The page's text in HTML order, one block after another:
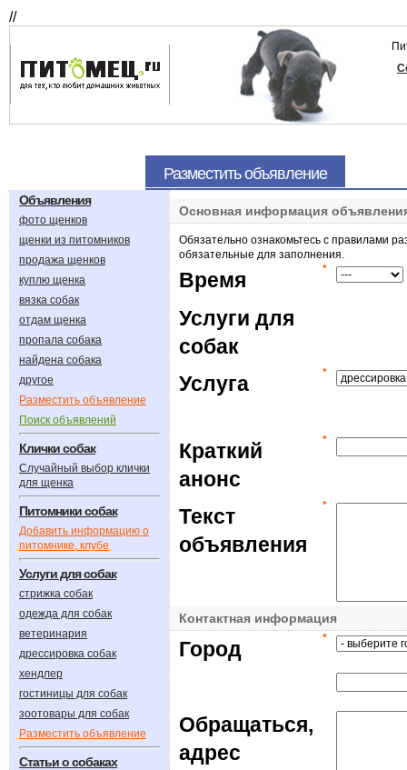
//
Разместить объявление
Объявления
фото щенков
щенки из питомников
продажа щенков
куплю щенка
вязка собак
отдам щенка
пропала собака
найдена собака
другое
Разместить объявление
Поиск объявлений
Клички собак
Случайный выбор клички
для щенка
Питомники собак
Добавить информацию о
питомнике, клубе
Услуги для собак
стрижка собак
одежда для собак
ветеринария
дрессировка собак
хендлер
гостиницы для собак
зоотовары для собак
Разместить объявление
Статьи о собаках
Основная информация
Обязательно ознакомьтесь с правилами
обязательные для заполнения.
Время *
Услуги для
собак
Услуга
*
Краткий
анонс
*
Текст
объявления
*
Контактная информация
Город *
Обращаться,
адрес